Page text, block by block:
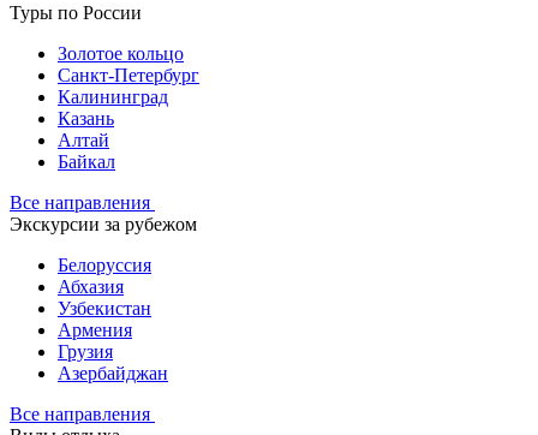
Туры по России
Золотое кольцо
Санкт-Петербург
Калининград
Казань
Алтай
Байкал
Все направления
Экскурсии за рубежом
Белоруссия
Абхазия
Узбекистан
Армения
Грузия
Азербайджан
Все направления